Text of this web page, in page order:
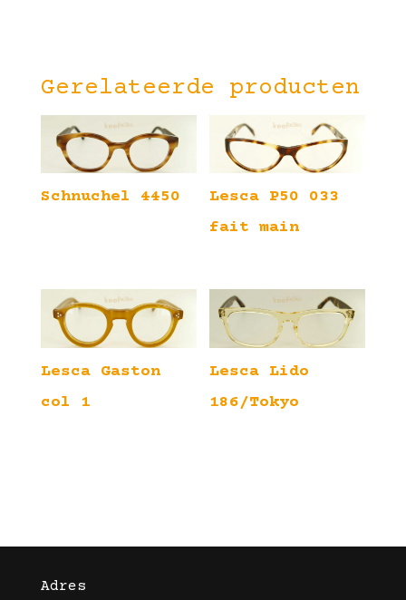
Gerelateerde producten
Schnuchel 4450
Lesca P50 033
fait main
Lesca Gaston
col 1
Lesca Lido
186/Tokyo
Adres